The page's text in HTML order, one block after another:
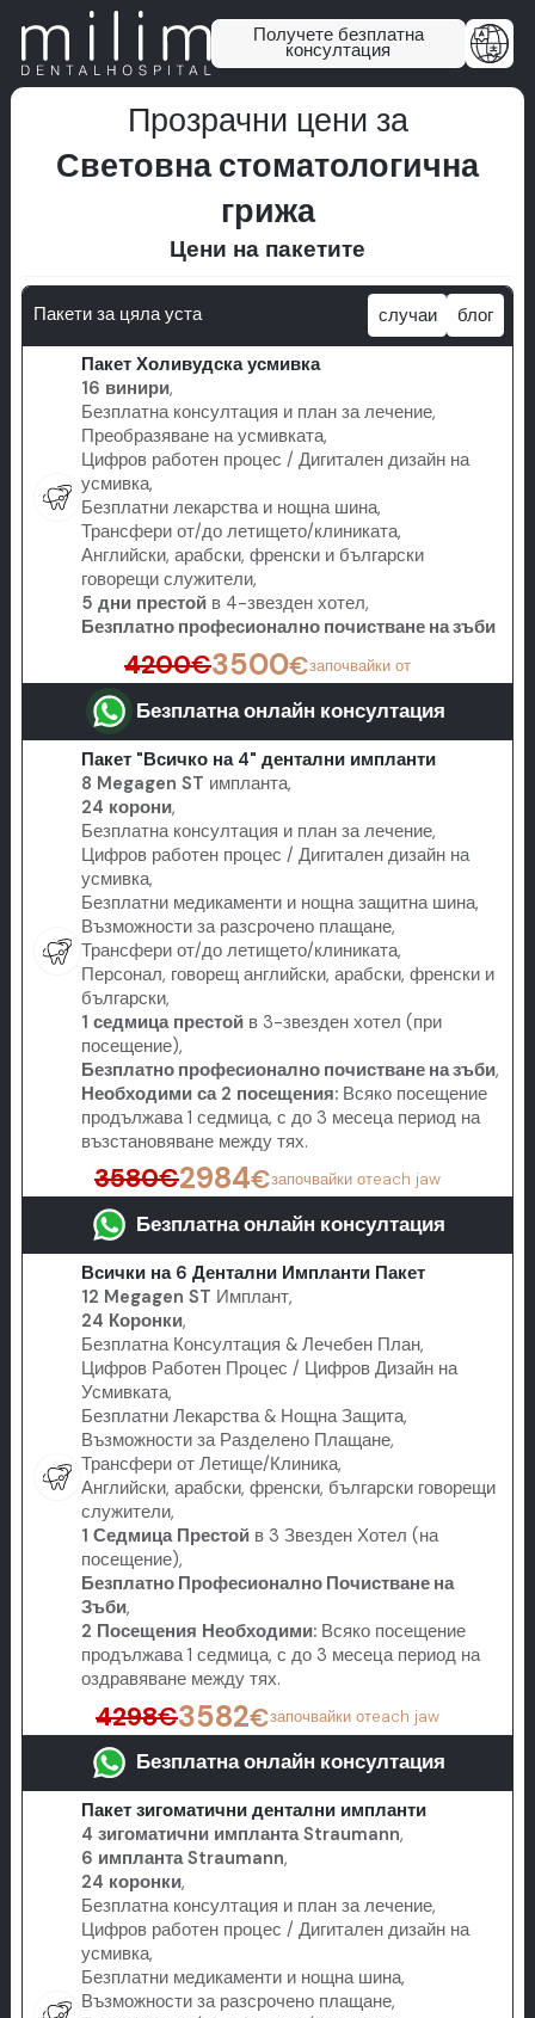
Получете безплатна
консултация
Прозрачни цени за
Световна стоматологична
грижа
Цени на пакетите
Пакети за цяла уста случаи блог
Пакет Холивудска усмивка
16 винири,
Безплатна консултация и план за лечение,
Преобразяване на усмивката,
Цифров работен процес / Дигитален дизайн на
усмивка,
Безплатни лекарства и нощна шина,
Трансфери от/до летището/клиниката,
Английски, арабски, френски и български
говорещи служители,
5 дни престой в 4-звезден хотел,
Безплатно професионално почистване на зъби
4200€3500€започвайки от
Безплатна онлайн консултация
Пакет "Всичко на 4" дентални импланти
8 Megagen ST импланта,
24 корони,
Безплатна консултация и план за лечение,
Цифров работен процес / Дигитален дизайн на
усмивка,
Безплатни медикаменти и нощна защитна шина,
Възможности за разсрочено плащане,
Трансфери от/до летището/клиниката,
Персонал, говорещ английски, арабски, френски и
български,
1 седмица престой в 3-звезден хотел (при
посещение),
Безплатно професионално почистване на зъби,
Необходими са 2 посещения: Всяко посещение
продължава 1 седмица, с до 3 месеца период на
възстановяване между тях.
3580€2984€започвайки отeach jaw
Безплатна онлайн консултация
Всички на 6 Дентални Импланти Пакет
12 Megagen ST Имплант,
24 Коронки,
Безплатна Консултация & Лечебен План,
Цифров Работен Процес / Цифров Дизайн на
Усмивката,
Безплатни Лекарства & Нощна Защита,
Възможности за Разделено Плащане,
Трансфери от Летище/Клиника,
Английски, арабски, френски, български говорещи
служители,
1 Седмица Престой в 3 Звезден Хотел (на
посещение),
Безплатно Професионално Почистване на
Зъби,
2 Посещения Необходими: Всяко посещение
продължава 1 седмица, с до 3 месеца период на
оздравяване между тях.
4298€3582€започвайки отeach jaw
Безплатна онлайн консултация
Пакет зигоматични дентални импланти
4 зигоматични импланта Straumann,
6 импланта Straumann,
24 коронки,
Безплатна консултация и план за лечение,
Цифров работен процес / Дигитален дизайн на
усмивка,
Безплатни медикаменти и нощна шина,
Възможности за разсрочено плащане,